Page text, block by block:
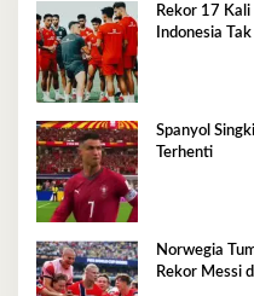
Rekor 17
Indonesia
Spanyol
Terhenti
Norwegia
Rekor Messi